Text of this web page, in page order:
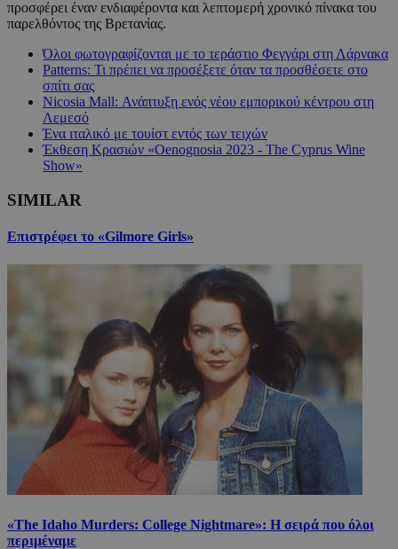
προσφέρει έναν ενδιαφέροντα και λεπτομερή χρονικό πίνακα του
παρελθόντος της Βρετανίας.
Όλοι φωτογραφίζονται με το τεράστιο Φεγγάρι στη Λάρνακα
Patterns: Τι πρέπει να προσέξετε όταν τα προσθέσετε στο
σπίτι σας
Nicosia Mall: Ανάπτυξη ενός νέου εμπορικού κέντρου στη
Λεμεσό
Ένα ιταλικό με τουίστ εντός των τειχών
Έκθεση Κρασιών «Oenognosia 2023 - The Cyprus Wine
Show»
SIMILAR
Επιστρέφει το «Gilmore Girls»
«The Idaho Murders: College Nightmare»: Η σειρά που όλοι
περιμέναμε